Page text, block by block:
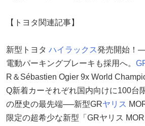
【トヨタ関連記事】
新型トヨタ ハイラックス発売開始！
電動パーキングブレーキも採用へ。
R＆Sébastien Ogier 9x World
Q新着カーそれぞれ国内向けに100台
の歴史の最先端──新型GRヤリス
限定の超希少な新型「GRヤリス